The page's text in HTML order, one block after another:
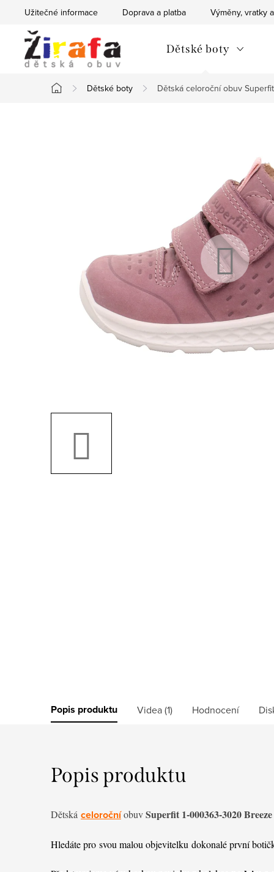
obsah
Užitečné informace Doprava a platba Výměny, vratky
Dětské boty
Domů
Dětské boty Dětská celoroční obuv
Popis produktu Videa (1) Hodnocení
Popis produktu
Dětská celoročníobuvSuperfit 1-000363-3020
Hledáte pro svou malou objevitelku dokonalé první